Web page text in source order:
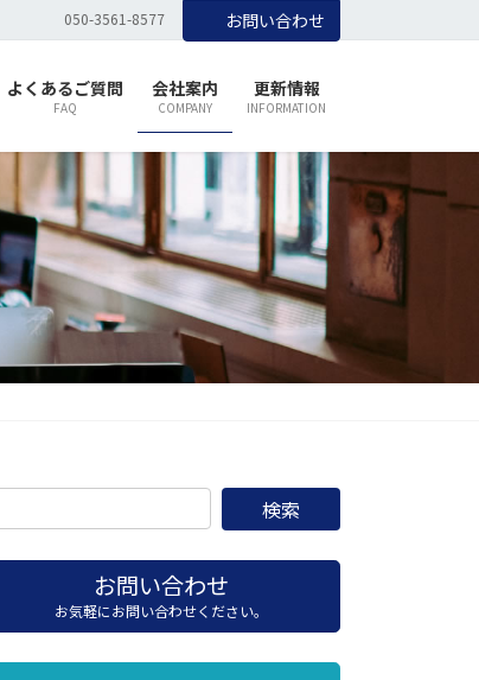
050-3561-8577 お問い合わせ
よくあるご質問
FAQ
会社案内
COMPANY
更新情報
INFORMATION
お問い合わせ
お気軽にお問い合わせください。